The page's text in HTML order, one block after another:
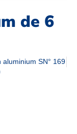
de 6
aluminium SN° 169